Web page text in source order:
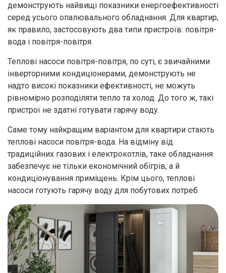
демонструють найвищі показники енергоефективності
серед усього опалювального обладнання. Для квартир,
як правило, застосовують два типи пристроїв: повітря-
вода і повітря-повітря.
Теплові насоси повітря-повітря, по суті, є звичайними
інверторними кондиціонерами, демонструють не
надто високі показники ефективності, не можуть
рівномірно розподіляти тепло та холод. До того ж, такі
пристрої не здатні готувати гарячу воду.
Саме тому найкращим варіантом для квартири стають
теплові насоси повітря-вода. На відміну від
традиційних газових і електрокотлів, таке обладнання
забезпечує не тільки економічний обігрів, а й
кондиціонування приміщень. Крім цього, теплові
насоси готують гарячу воду для побутових потреб.